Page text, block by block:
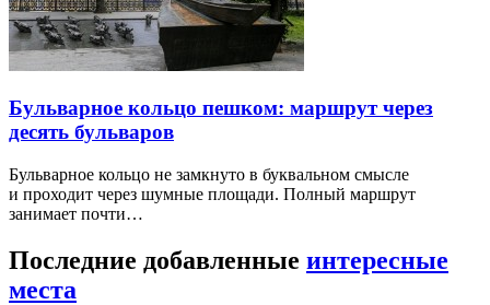
Бульварное кольцо пешком: маршрут через
десять бульваров
Бульварное кольцо не замкнуто в буквальном смысле
и проходит через шумные площади. Полный маршрут
занимает почти…
Последние добавленные интересные
места